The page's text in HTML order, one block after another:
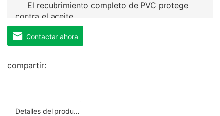
El recubrimiento completo de PVC protege
contra el aceite
Contactar ahora
compartir:
Detalles del producto